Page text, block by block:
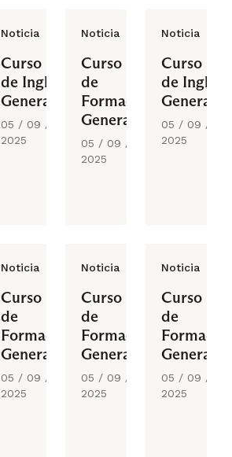
Noticia
Curso
de Inglés
General
05 / 09 /
2025
Noticia
Curso
de
Formación
General
05 / 09 /
2025
Noticia
Curso
de Inglés
General
05 / 09 /
2025
Noticia
Curso
de
Formación
General
05 / 09 /
2025
Noticia
Curso
de
Formación
General
05 / 09 /
2025
Noticia
Curso
de
General
05 / 09 /
2025